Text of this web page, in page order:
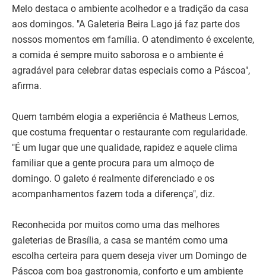
Melo destaca o ambiente acolhedor e a tradição da casa
aos domingos. "A Galeteria Beira Lago já faz parte dos
nossos momentos em família. O atendimento é excelente,
a comida é sempre muito saborosa e o ambiente é
agradável para celebrar datas especiais como a Páscoa",
afirma.
Quem também elogia a experiência é Matheus Lemos,
que costuma frequentar o restaurante com regularidade.
"É um lugar que une qualidade, rapidez e aquele clima
familiar que a gente procura para um almoço de
domingo. O galeto é realmente diferenciado e os
acompanhamentos fazem toda a diferença", diz.
Reconhecida por muitos como uma das melhores
galeterias de Brasília, a casa se mantém como uma
escolha certeira para quem deseja viver um Domingo de
Páscoa com boa gastronomia, conforto e um ambiente